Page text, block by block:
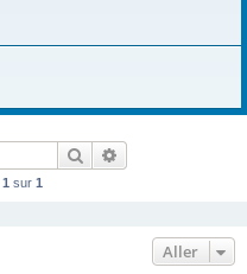
Rechercher
1 sur 1
Aller